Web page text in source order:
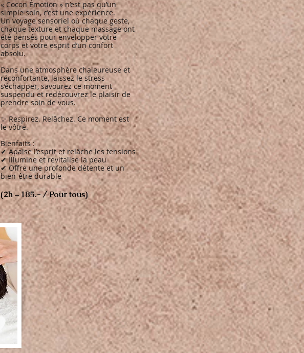
« Cocon Émotion » n’est pas qu’un
simple soin, c’est une expérience.
Un voyage sensoriel où chaque geste,
chaque texture et chaque massage ont
été pensés pour envelopper votre
corps et votre esprit d’un confort
absolu.
Dans une atmosphère chaleureuse et
réconfortante, laissez le stress
s’échapper, savourez ce moment
suspendu et redécouvrez le plaisir de
prendre soin de vous.
✨ Respirez. Relâchez. Ce moment est
le vôtre.
Bienfaits :
✔ Apaise l’esprit et relâche les tensions
✔ Illumine et revitalise la peau
✔ Offre une profonde détente et un
bien-être durable
(2h – 185.- / Pour tous)